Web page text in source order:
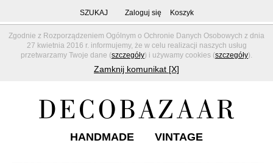
Zgodnie z Rozporządzeniem Ogólnym o Ochronie Danych Osobowych z dnia
27 kwietnia 2016 r. informujemy, że w celu realizacji naszych usług
przetwarzamy Twoje dane (szczegóły) i używamy cookies (szczegóły).
Zamknij komunikat [X]
SZUKAJ Zaloguj się Koszyk
HANDMADE VINTAGE